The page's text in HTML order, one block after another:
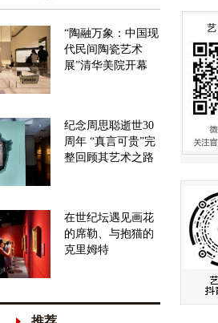
“陶融万象：中国现
代民间陶瓷艺术
展”清华美院开幕
纪念周思聪逝世30
周年 “真言可贵”完
整回顾其艺术之路
在世纪坛遇见画花
的席勒、与抱猫的
克里姆特